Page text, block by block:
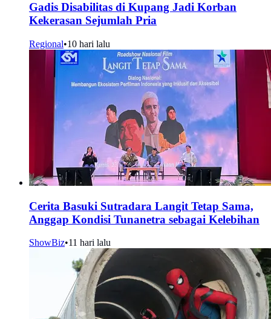
Gadis Disabilitas di Kupang Jadi Korban
Kekerasan Sejumlah Pria
Regional•10 hari lalu
Cerita Basuki Sutradara Langit Tetap Sama,
Anggap Kondisi Tunanetra sebagai Kelebihan
ShowBiz•11 hari lalu